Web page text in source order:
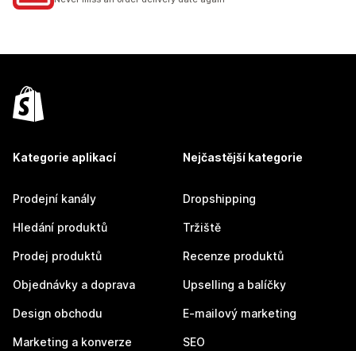
Kategorie aplikací
Prodejní kanály
Hledání produktů
Prodej produktů
Objednávky a doprava
Design obchodu
Marketing a konverze
Nejčastější kategorie
Dropshipping
Tržiště
Recenze produktů
Upselling a balíčky
E-mailový marketing
SEO